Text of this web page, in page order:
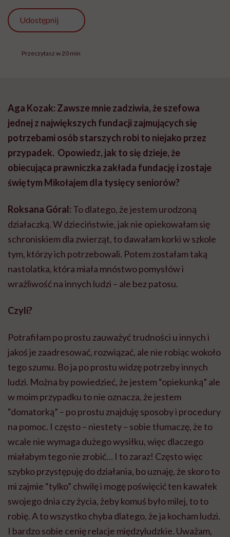
Udostępnij
Przeczytasz w 20 min
Aga Kozak: Zawsze mnie zadziwia, że szefowa
jednej z największych fundacji zajmujących się
potrzebami osób starszych robi to niejako przez
przypadek. Opowiedz, jak to się dzieje, że
obiecująca prawniczka zakłada fundację i zostaje
świętym Mikołajem dla tysięcy seniorów?
Roksana Góral: To dlatego, że jestem urodzoną
działaczką. W dzieciństwie, jak nie opiekowałam się
schroniskiem dla zwierząt, to dawałam korki w szkole
tym, którzy ich potrzebowali. Potem zostałam taką
nastolatka, która miała mnóstwo pomysłów i
wrażliwość na innych ludzi – ale bez patosu.
Czyli?
Potrafiłam po prostu zauważyć trudności u innych i
jakoś je zaadresować, rozwiązać, ale nie robiąc wokoło
tego szumu. Bo ja po prostu widzę potrzeby innych
ludzi. Można by powiedzieć, że jestem “opiekunką” ale
w moim przypadku to nie oznacza, że jestem
“domatorką” – po prostu znajduję sposoby i procedury
na pomoc. I często – niestety – sobie tłumaczę, że to
wcale nie wymaga dużego wysiłku, więc dlaczego
miałabym tego nie zrobić… I to zaraz! Często więc
szybko przystępuję do działania, bo uznaję, że skoro to
mi zajmie “tylko” chwilę i mogę poświęcić ten kawałek
swojego dnia czy życia, żeby komuś było milej, to to
robię. A to wszystko chyba dlatego, że ja kocham ludzi.
I bardzo sobie cenię relacje międzyludzkie. Uważam,